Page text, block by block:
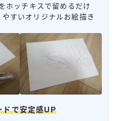
ホッチキスで留めるだけ
やすいオリジナルお絵描き
ドで安定感UP